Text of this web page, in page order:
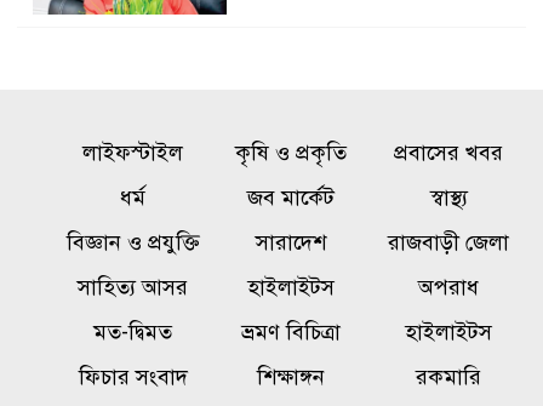
একটি চক্র জ্বালানি খাতকে
অস্থিতিশীল করার জন্য সক্রিয়:
বালিয়াকান্দীতে শিক্ষা প্রতিষ্ঠানে
ক্রীড়া সামগ্রী, বাদ্যযন্ত্র ও হাইজিন
লাইফস্টাইল কৃষি ও প্রকৃতি
প্রবাসের খবর
ধর্ম
জব মার্কেট
স্বাস্থ্য
বিজ্ঞান ও প্রযুক্তি
সারাদেশ
রাজবাড়ী জেলা
সাহিত্য আসর
হাইলাইটস
অপরাধ
মত-দ্বিমত
ভ্রমণ বিচিত্রা
হাইলাইটস
ফিচার সংবাদ
শিক্ষাঙ্গন রকমারি